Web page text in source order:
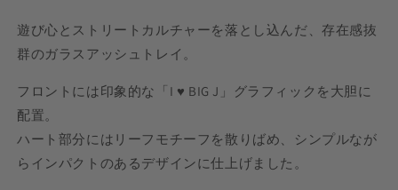
遊び心とストリートカルチャーを落とし込んだ、存在感抜
群のガラスアッシュトレイ。
フロントには印象的な「I ♥ BIG J」グラフィックを大胆に
配置。
ハート部分にはリーフモチーフを散りばめ、シンプルなが
らインパクトのあるデザインに仕上げました。